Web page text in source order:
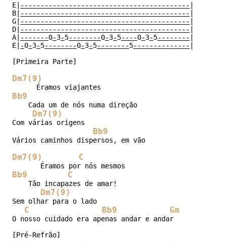
E|
------------------------------------------
B|
------------------------------------------
G|
------------------------------------------
D|
------------------------------------------
A|
-------0-3-5--------0-3-5----0-3-5--------
E|
-0-3-5--------0-3-5--------5--------------
[Primeira Parte]
Dm7(9)
Bb9
    Cada um de nós numa direção
Dm7(9)
Com várias origens
Bb9
Vários caminhos dispersos, em vão
Dm7(9) C
Bb9 C
    Tão incapazes de amar!
Dm7(9)
Sem olhar para o lado
C Bb9 Gm
O nosso cuidado era apenas andar e andar
[Pré-Refrão]